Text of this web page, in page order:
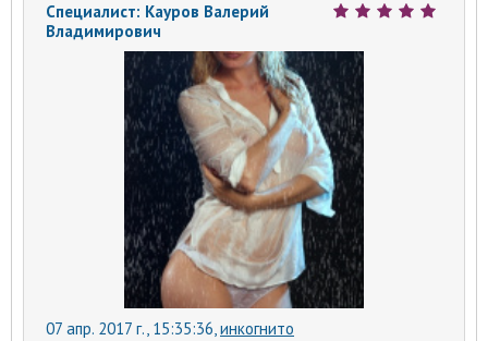
Специалист: Кауров Валерий
Владимирович
07 апр. 2017 г., 15:35:36,инкогнито